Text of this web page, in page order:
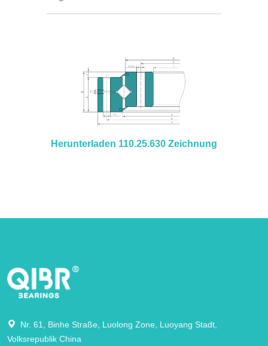
Herunterladen 110.25.630 Zeichnung
Nr. 61, Binhe Straße, Luolong Zone, Luoyang Stadt,
Volksrepublik China